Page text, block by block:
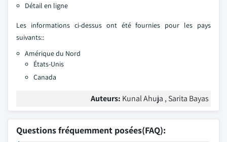
Détail en ligne
Les informations ci-dessus ont été fournies pour les pays
suivants::
Amérique du Nord
États-Unis
Canada
Auteurs: Kunal Ahuja , Sarita Bayas
Questions fréquemment posées(FAQ):